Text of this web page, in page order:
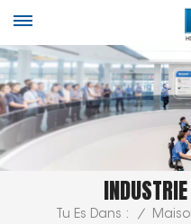
Tu Es Dans : /